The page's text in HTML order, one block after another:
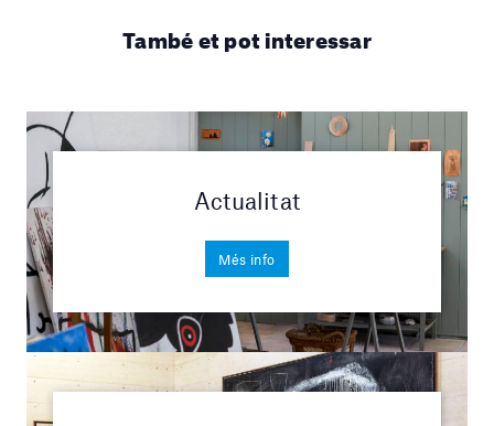
També et pot interessar
Actualitat
Més info